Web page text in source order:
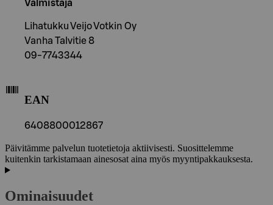
Valmistaja
Lihatukku Veijo Votkin Oy
Vanha Talvitie 8
09-7743344
EAN
6408800012867
Päivitämme palvelun tuotetietoja aktiivisesti. Suosittelemme
kuitenkin tarkistamaan ainesosat aina myös myyntipakkauksesta.
Ominaisuudet